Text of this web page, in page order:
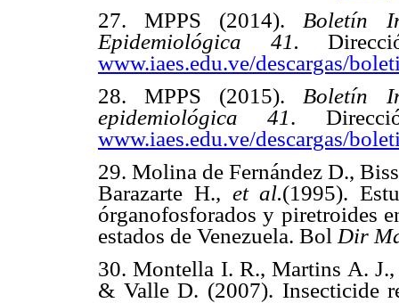
27. MPPS (2014). Boletín
Epidemiológica 41.
www.iaes.edu.ve/descargas/
28. MPPS (2015). Boletín
epidemiológica 41.
www.iaes.edu.ve/descargas/
29. Molina de Fernández D.,
Barazarte H., et al.(1995).
órganofosforados y piretroides
estados de Venezuela. Bol Dir
30. Montella I. R., Martins A. J.,
& Valle D. (2007). Insecticide